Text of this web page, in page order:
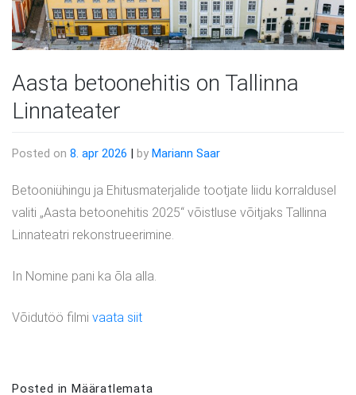
Aasta betoonehitis on Tallinna
Linnateater
Posted on 8. apr 2026 | by Mariann Saar
Betooniühingu ja Ehitusmaterjalide tootjate liidu korraldusel
valiti „Aasta betoonehitis 2025“ võistluse võitjaks Tallinna
Linnateatri rekonstrueerimine.
In Nomine pani ka õla alla.
Võidutöö filmi vaata siit
Posted in Määratlemata